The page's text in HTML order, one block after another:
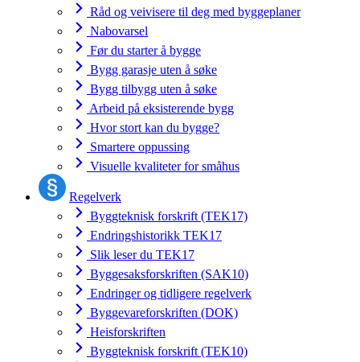
Råd og veivisere til deg med byggeplaner
Nabovarsel
Før du starter å bygge
Bygg garasje uten å søke
Bygg tilbygg uten å søke
Arbeid på eksisterende bygg
Hvor stort kan du bygge?
Smartere oppussing
Visuelle kvaliteter for småhus
Regelverk
Byggteknisk forskrift (TEK17)
Endringshistorikk TEK17
Slik leser du TEK17
Byggesaksforskriften (SAK10)
Endringer og tidligere regelverk
Byggevareforskriften (DOK)
Heisforskriften
Byggteknisk forskrift (TEK10)